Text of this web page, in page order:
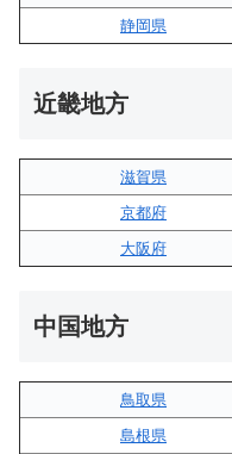
静岡県
近畿地方
滋賀県
京都府
大阪府
中国地方
鳥取県
島根県